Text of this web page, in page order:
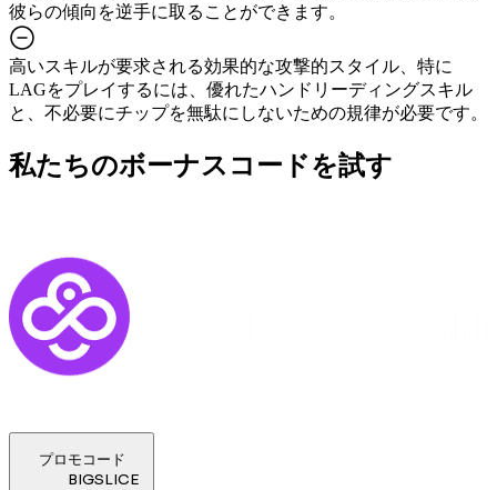
彼らの傾向を逆手に取ることができます。
高いスキルが要求される効果的な攻撃的スタイル、特に
LAGをプレイするには、優れたハンドリーディングスキル
と、不必要にチップを無駄にしないための規律が必要です。
私たちのボーナスコードを試す
プロモコード
BIGSLICE